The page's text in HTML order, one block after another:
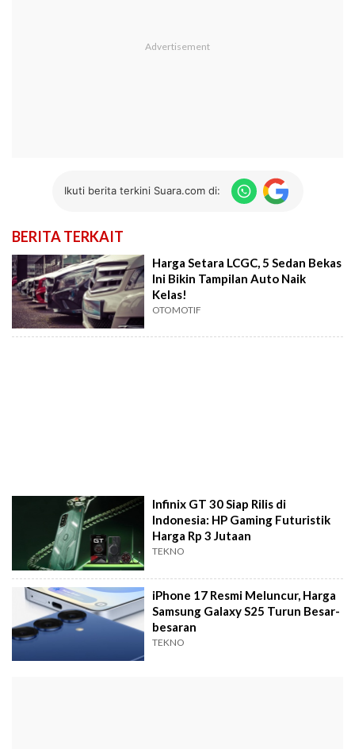
Ikuti berita terkini Suara.com di:
BERITA TERKAIT
Harga Setara LCGC, 5 Sedan Bekas
Ini Bikin Tampilan Auto Naik
Kelas!
OTOMOTIF
Infinix GT 30 Siap Rilis di
Indonesia: HP Gaming Futuristik
Harga Rp 3 Jutaan
TEKNO
iPhone 17 Resmi Meluncur, Harga
Samsung Galaxy S25 Turun Besar-
besaran
TEKNO